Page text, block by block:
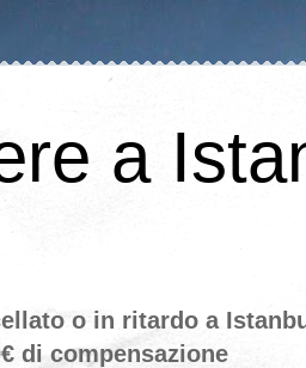
a
o in ritardo a
di compensazione